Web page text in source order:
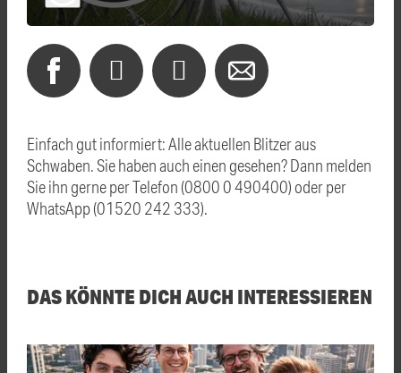
Einfach gut informiert: Alle aktuellen Blitzer aus
Schwaben. Sie haben auch einen gesehen? Dann melden
Sie ihn gerne per Telefon (0800 0 490400) oder per
WhatsApp (01520 242 333).
DAS KÖNNTE DICH AUCH INTERESSIEREN